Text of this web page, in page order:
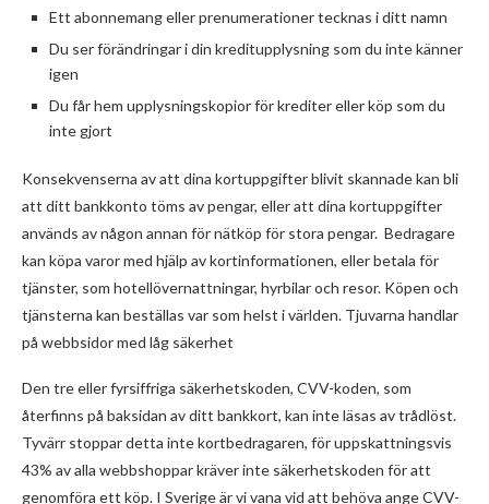
Ett abonnemang eller prenumerationer tecknas i ditt namn
Du ser förändringar i din kreditupplysning som du inte känner
igen
Du får hem upplysningskopior för krediter eller köp som du
inte gjort
Konsekvenserna av att dina kortuppgifter blivit skannade kan bli
att ditt bankkonto töms av pengar, eller att dina kortuppgifter
används av någon annan för nätköp för stora pengar. Bedragare
kan köpa varor med hjälp av kortinformationen, eller betala för
tjänster, som hotellövernattningar, hyrbilar och resor. Köpen och
tjänsterna kan beställas var som helst i världen. Tjuvarna handlar
på webbsidor med låg säkerhet
Den tre eller fyrsiffriga säkerhetskoden, CVV-koden, som
återfinns på baksidan av ditt bankkort, kan inte läsas av trådlöst.
Tyvärr stoppar detta inte kortbedragaren, för uppskattningsvis
43% av alla webbshoppar kräver inte säkerhetskoden för att
genomföra ett köp. I Sverige är vi vana vid att behöva ange CVV-